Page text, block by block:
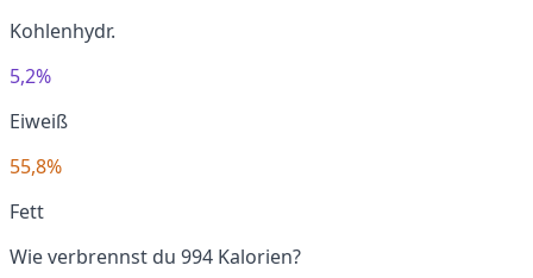
Kohlenhydr.
5,2%
Eiweiß
55,8%
Fett
Wie verbrennst du 994 Kalorien?